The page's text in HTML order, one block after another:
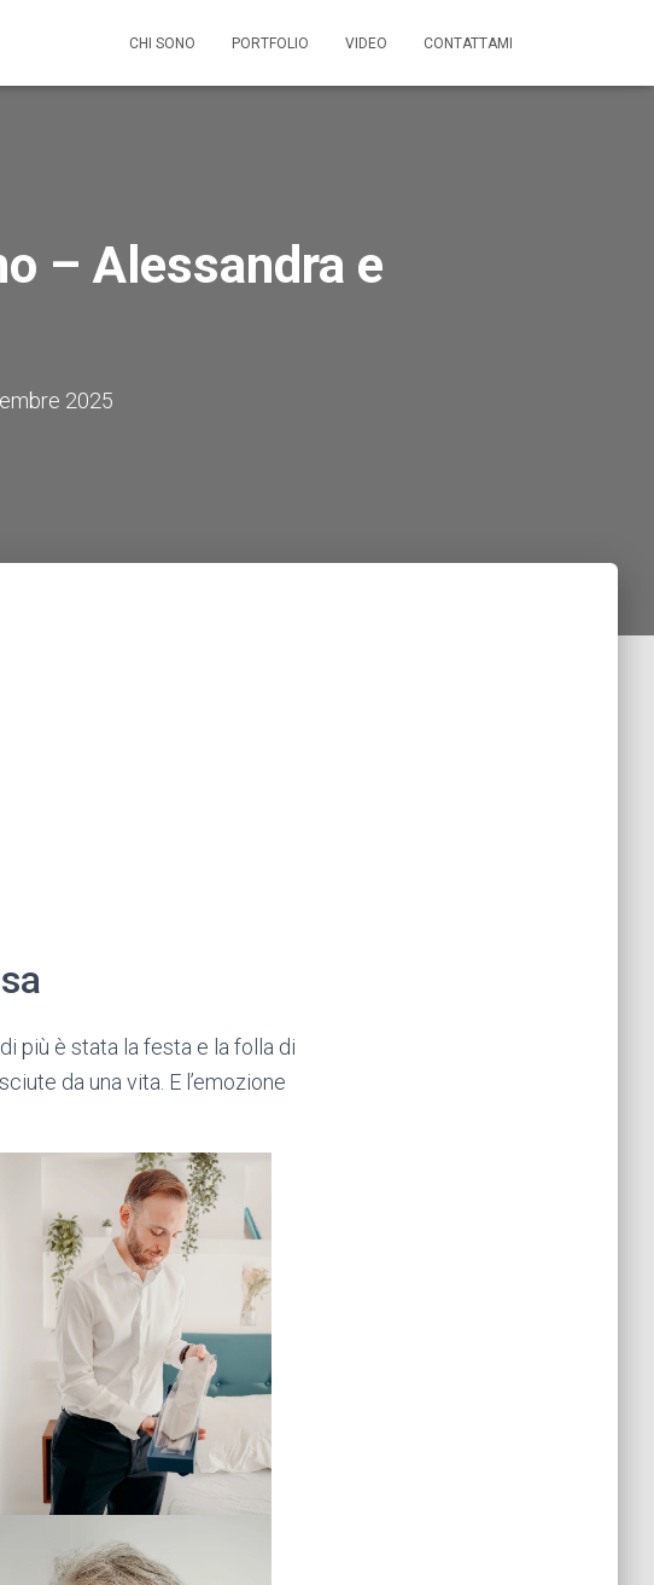
CHI SONO PORTFOLIO VIDEO CONTATTAMI
– Alessandra e
2025
più è stata la festa e la folla di
da una vita. E l’emozione